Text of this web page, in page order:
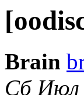
Brain
Сб Июл